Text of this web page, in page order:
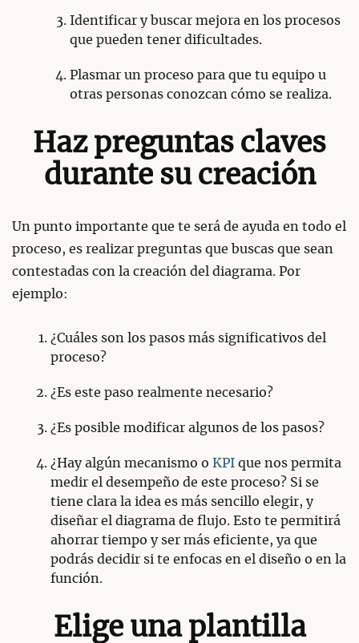
Identificar y buscar mejora en los procesos
que pueden tener dificultades.
Plasmar un proceso para que tu equipo u
otras personas conozcan cómo se realiza.
Haz preguntas claves
durante su creación
Un punto importante que te será de ayuda en todo el
proceso, es realizar preguntas que buscas que sean
contestadas con la creación del diagrama. Por
ejemplo:
¿Cuáles son los pasos más significativos del
proceso?
¿Es este paso realmente necesario?
¿Es posible modificar algunos de los pasos?
¿Hay algún mecanismo o KPI que nos permita
medir el desempeño de este proceso? Si se
tiene clara la idea es más sencillo elegir, y
diseñar el diagrama de flujo. Esto te permitirá
ahorrar tiempo y ser más eficiente, ya que
podrás decidir si te enfocas en el diseño o en la
función.
Elige una plantilla